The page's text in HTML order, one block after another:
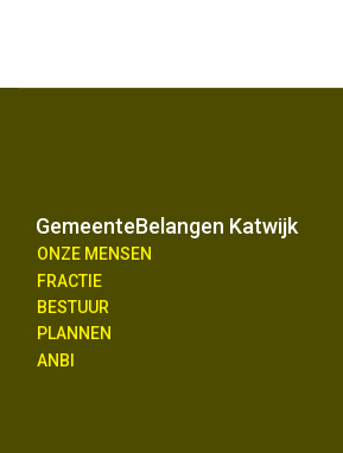
GemeenteBelangen Katwijk
ONZE MENSEN
FRACTIE
BESTUUR
PLANNEN
ANBI